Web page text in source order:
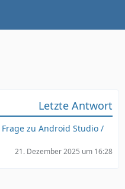
Letzte Antwort
zu Android Studio /
21. Dezember 2025 um 16:28